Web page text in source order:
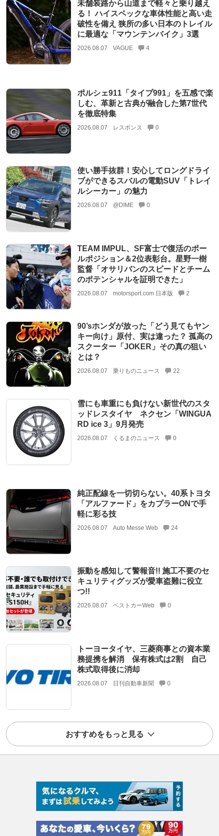
未舗装路から山道まで軽々と乗り越え
る！ ハイスペックな車体性能と高い走
破性を備え 狭所の多い日本のトレイル
に最適な「マウンテンバイク」3選
2026.08.07 VAGUE 4
ポルシェ911「タイプ991」を五感で楽
しむ、革新と古典が融合した第7世代
を徹底特集
2026.08.07 レスポンス 0
使い勝手抜群！安心してロングドライ
ブができるスバルの電動SUV「トレイ
ルシーカー」の魅力
2026.08.07 @DIME 0
TEAM IMPUL、SF富士で復活のポー
ルポジション＆2位表彰台。星野一樹
監督「オサリバンのスピードとチーム
のポテンシャルを証明できた」
2026.08.07 motorsport.com 日本版 2
90’sホンダが放った「どう見てもヤン
キー向け」原付、実は違った？ 孤高の
スクーター「JOKER」その真の狙い
とは？
2026.08.07 乗りものニュース 22
雪にも車重にも負けない新世代のスタ
ッドレスタイヤ ネクセン「WINGUA
RD ice 3」9月発売
2026.08.07 くるまのニュース 0
純正配線を一切切らない。40系トヨタ
「アルファード」をカプラーONで手
軽に彩る技
2026.08.07 Auto Messe Web 24
振動を感知して警報音!! 施工不要のセ
キュリティグッズが愛車盗難に役立
つ!!
2026.08.07 ベストカーWeb 0
トーヨータイヤ、三菱商事との資本業
務提携を解消 保有株式は2割 自己
株式取得後に消却
2026.08.07 日刊自動車新聞 0
おすすめをもっと見る